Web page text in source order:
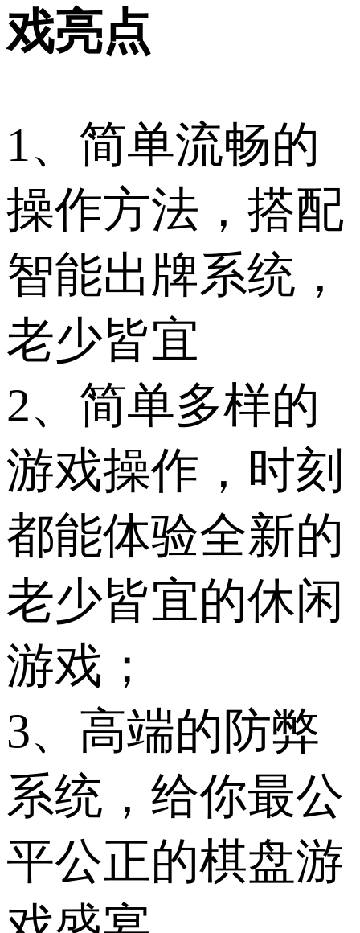
戏亮点
1、简单流畅的
操作方法，搭配
智能出牌系统，
老少皆宜
2、简单多样的
游戏操作，时刻
都能体验全新的
老少皆宜的休闲
游戏；
3、高端的防弊
系统，给你最公
平公正的棋盘游